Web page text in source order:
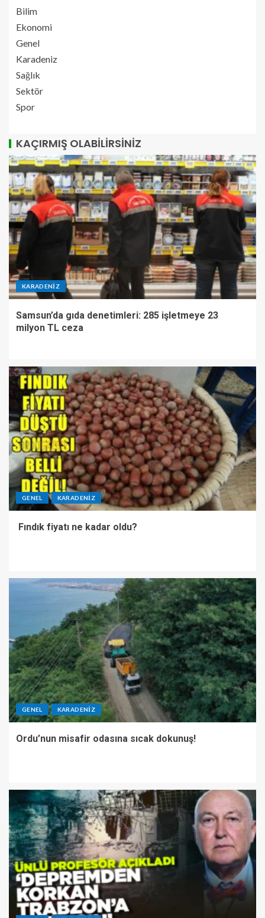
Bilim
Ekonomi
Genel
Karadeniz
Sağlık
Sektör
Spor
KAÇIRMIŞ OLABILIRSINIZ
KARADENIZ
Samsun’da gıda denetimleri: 285 işletmeye 23
milyon TL ceza
GENEL KARADENIZ
Fındık fiyatı ne kadar oldu?
GENEL KARADENIZ
Ordu’nun misafir odasına sıcak dokunuş!